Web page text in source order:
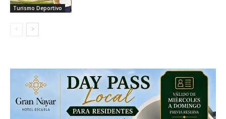
Turismo Deportivo